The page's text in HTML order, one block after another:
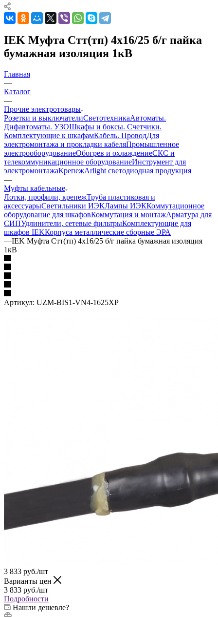
IEK Муфта Стт(тп) 4х16/25 б/г пайка
бумажная изоляция 1кВ
Главная
—
Каталог
—
Прочие электротовары
Розетки и выключателиСветотехникаАвтоматы.
Дифавтоматы. УЗОШкафы и боксы. Счетчики.
Комплектующие к шкафамКабель. ПроводДля
электромонтажа и прокладки кабеляПромышленное
электрооборудованиеОбогрев и охлаждениеСКС и
телекоммуникационное оборудованиеИнструмент для
электромонтажаКрепежArlight светодиодная продукция
—
Муфты кабельные
Лотки, профили, крепежТруба пластиковая и
аксессуарыСветильники ИЭКЛампы ИЭККоммутационное
оборудование для шкафовКоммутация и монтажАрматура для
СИПУдлинители, сетевые фильтрыКомплектующие для
шкафов IEKКорпуса металлические сборные ЭРА
—IEK Муфта Стт(тп) 4х16/25 б/г пайка бумажная изоляция
1кВ
Артикул: UZM-BIS1-VN4-1625XP
3 833 руб./шт
Варианты цен
3 833 руб./шт
Подробности
Нашли дешевле?